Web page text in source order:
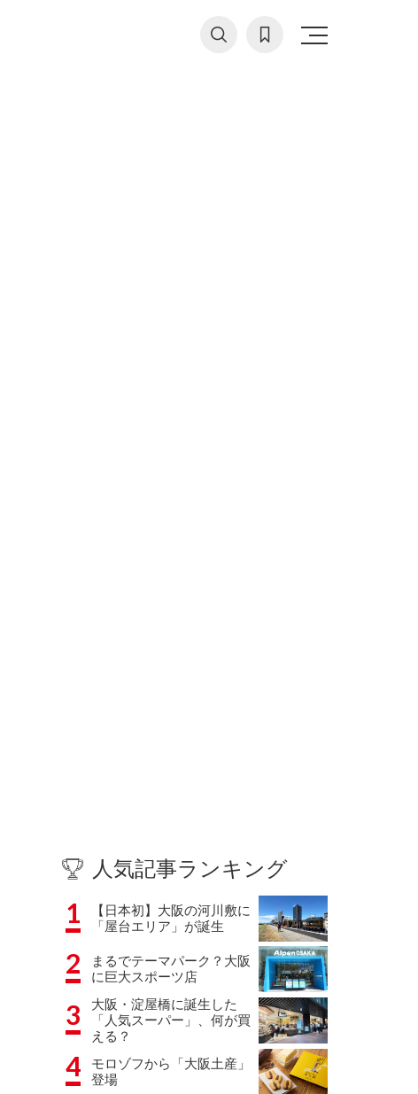
人気記事ランキング
1
【日本初】大阪の河川敷に
「屋台エリア」が誕生
2
まるでテーマパーク？大阪
に巨大スポーツ店
3
大阪・淀屋橋に誕生した
「人気スーパー」、何が買
える？
4
モロゾフから「大阪土産」
登場